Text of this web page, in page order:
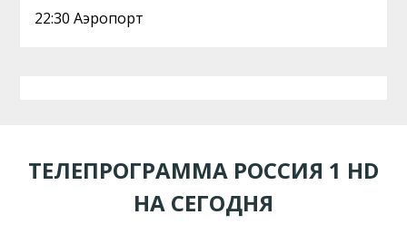
22:30 Аэропорт
ТЕЛЕПРОГРАММА РОССИЯ 1 HD
НА СЕГОДНЯ